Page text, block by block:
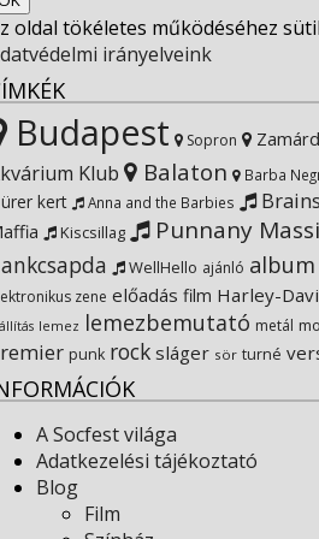
oldal tökéletes működéséhez
irányelveink
Budapest Sopron
Klub Balaton Barba
kert Anna and the Barbies Brains
Kiscsillag Punnany
WellHello ajánló album
zene előadás film Harley-
lemez lemezbemutató metál
punk rock sláger sör turné
A Socfest világa
Adatkezelési tájékoztató
Blog
Film